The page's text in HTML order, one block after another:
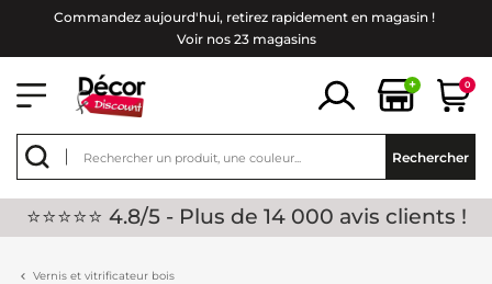
Commandez aujourd'hui, retirez rapidement en magasin !
Voir nos 23 magasins
+ 0
Rechercher
⭐⭐⭐⭐⭐ 4.8/5 - Plus de 14 000 avis clients !
Vernis et vitrificateur bois